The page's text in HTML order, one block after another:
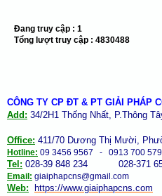
Đang truy cập : 1
Tổng lượt truy cập : 4830488
CÔNG TY CP ĐT & PT GIẢI PHÁP
Add: 34/2H1 Thống Nhất, P.Thông
Office: 411/70 Dương Thị Mười,
Hotline: 09 3456 9567 - 0913 700 579
Tel: 028-39 848 234 028-371
Email: giaiphapcns@gmail.com
Web: https://www.giaiphapcns.com